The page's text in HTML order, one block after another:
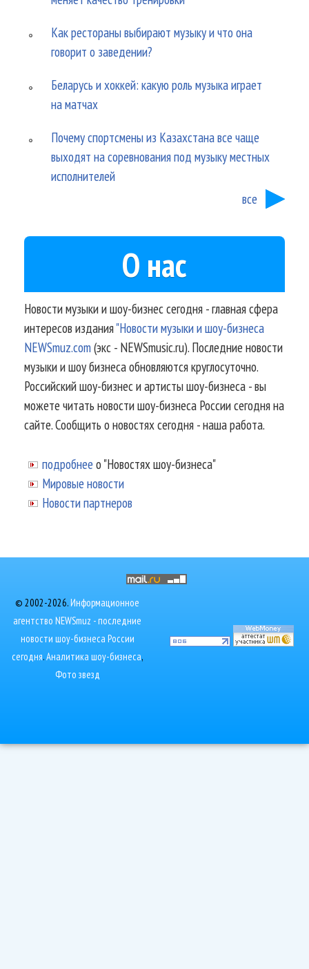
Как рестораны выбирают музыку и что она
говорит о заведении?
Беларусь и хоккей: какую роль музыка играет
на матчах
Почему спортсмены из Казахстана все чаще
выходят на соревнования под музыку местных
исполнителей
все
О нас
Новости музыки и шоу-бизнес сегодня - главная сфера
интересов издания"Новости музыки и шоу-бизнеса
NEWSmuz.com(экс - NEWSmusic.ru). Последние новости
музыки и шоу бизнеса обновляются круглосуточно.
Российский шоу-бизнес и артисты шоу-бизнеса - вы
можете читать новости шоу-бизнеса России сегодня на
сайте. Сообщить о новостях сегодня - наша работа.
подробнее о "Новостях шоу-бизнеса"
Мировые новости
Новости партнеров
© 2002-2026.Информационное
агентство NEWSmuz - последние
новости шоу-бизнеса России
сегодня.Аналитика шоу-бизнеса,
Фото звезд